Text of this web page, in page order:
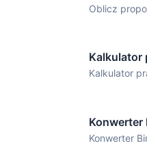
Oblicz
Kalkulator
Kalkulator
Konwerter
Konwerter